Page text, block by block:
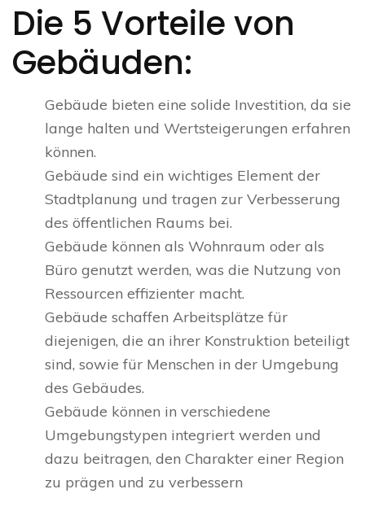
Die 5 Vorteile von
Gebäuden:
Gebäude bieten eine solide Investition, da sie
lange halten und Wertsteigerungen erfahren
können.
Gebäude sind ein wichtiges Element der
Stadtplanung und tragen zur Verbesserung
des öffentlichen Raums bei.
Gebäude können als Wohnraum oder als
Büro genutzt werden, was die Nutzung von
Ressourcen effizienter macht.
Gebäude schaffen Arbeitsplätze für
diejenigen, die an ihrer Konstruktion beteiligt
sind, sowie für Menschen in der Umgebung
des Gebäudes.
Gebäude können in verschiedene
Umgebungstypen integriert werden und
dazu beitragen, den Charakter einer Region
zu prägen und zu verbessern